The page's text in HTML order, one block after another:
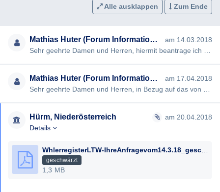
Auskunftsersuchens erteilt werden muss. Kann die Auskunft
Auskunftsersuchen innerhalb dieser Frist nicht entsprochen,
so ist dies in der Information zu begründen.
Für den Fall, dass Sie die begehrte Auskunft nicht oder
beantrage ich bereits jetzt die Ausstellung eines negativen
Bescheides gem § 6 NÖ AuskunftsG.
Mit freundlichen Grüßen,
Alle ausklappen Zum Ende
Mathias Huter (Forum Informationsfreiheit)
am 14.03.2018
Mathias Huter (Forum Informationsfreiheit)
am 17.04.2018
Hürm, Niederösterreich
am 20.04.2018
Details
geschwärzt
1,3 MB